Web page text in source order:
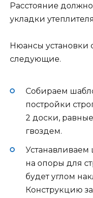
Расстояние
укладки
Нюансы установки
следующие.
Собираем
постройки
2 доски,
гвоздем.
на опоры для
будет углом
Конструкцию